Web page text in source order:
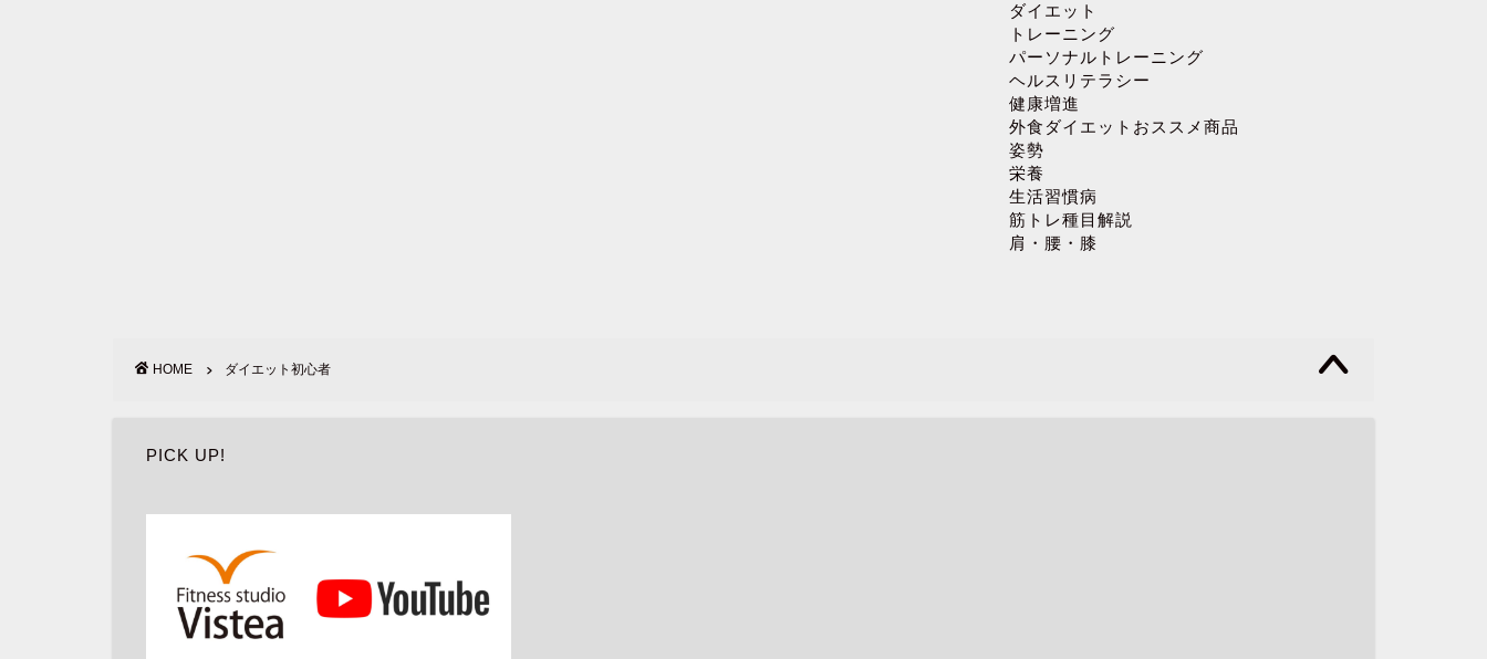
ダイエット
トレーニング
パーソナルトレーニング
ヘルスリテラシー
健康増進
外食ダイエットおススメ商品
姿勢
栄養
生活習慣病
筋トレ種目解説
肩・腰・膝
HOME ダイエット初心者
PICK UP!